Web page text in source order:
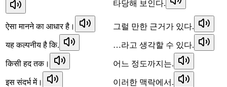
타당해 보인다.
ऐसा मानने का आधार है। 그럴 만한 근거가 있다.
यह कल्पनीय है कि. …라고 생각할 수 있다.
किसी हद तक। 어느 정도까지는.
इस संदर्भ में। 이러한 맥락에서.